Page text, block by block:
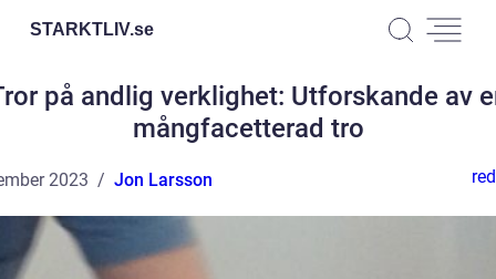
STARKTLIV.se
på andlig verklighet: Utforskande av
mångfacetterad tro
2023 Jon Larsson